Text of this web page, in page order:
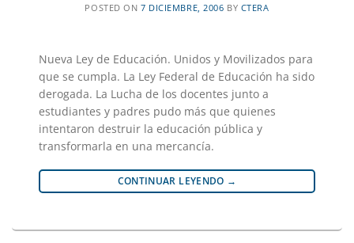
POSTED ON 7 DICIEMBRE, 2006 BY CTERA
Nueva Ley de Educación. Unidos y Movilizados para
que se cumpla. La Ley Federal de Educación ha sido
derogada. La Lucha de los docentes junto a
estudiantes y padres pudo más que quienes
intentaron destruir la educación pública y
transformarla en una mercancía.
CONTINUAR LEYENDO →